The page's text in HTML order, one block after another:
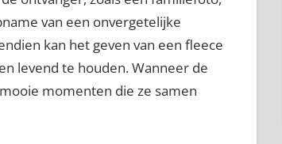
van een onvergetelijke
kan het geven van een fleece
levend te houden. Wanneer de
momenten die ze samen